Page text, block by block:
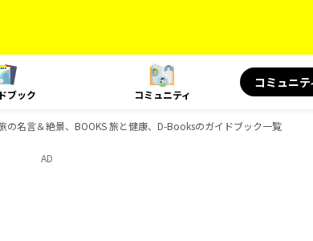
ブック コミュニティ
コミュニ
名言＆絶景、BOOKS 旅と健康、D-Booksのガイドブック一覧
AD